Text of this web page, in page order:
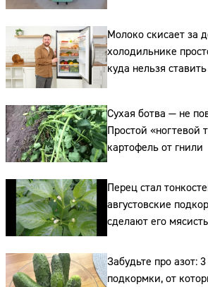
Молоко скисает за
холодильнике
куда нельзя
свежие продукты в
Сухая ботва — не
Простой «ногтевой
картофель от гнили
Перец стал
августовские
сделают его
Забудьте про азот:
подкормки, от
Сайт: